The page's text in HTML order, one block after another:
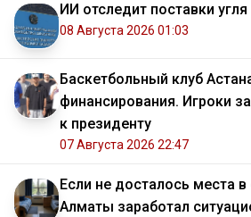
ИИ отследит поставки угля
08 Августа 2026 01:03
Баскетбольный клуб
финансирования. Игроки
к президенту
07 Августа 2026 22:47
Если не досталось места
Алматы заработал